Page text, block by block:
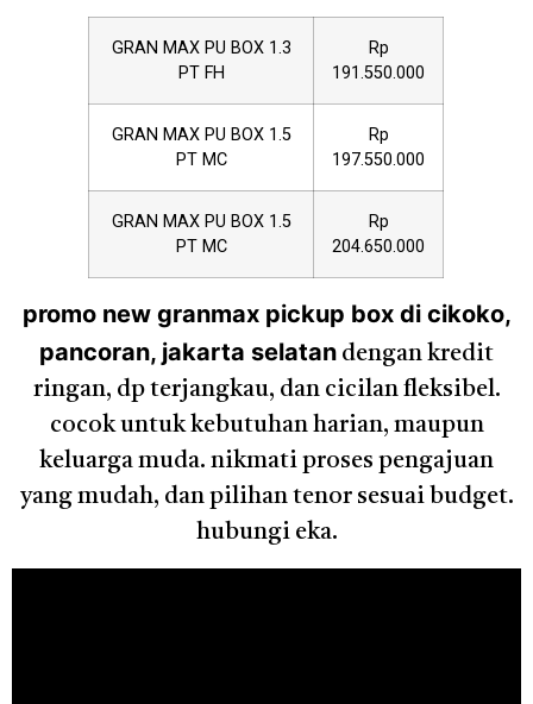
GRAN MAX PU BOX 1.3
PT FH
Rp
191.550.000
GRAN MAX PU BOX 1.5
PT MC
Rp
197.550.000
GRAN MAX PU BOX 1.5
PT MC
Rp
204.650.000
promo new granmax pickup box di cikoko,
pancoran, jakarta selatan dengan kredit
ringan, dp terjangkau, dan cicilan fleksibel.
cocok untuk kebutuhan harian, maupun
keluarga muda. nikmati proses pengajuan
yang mudah, dan pilihan tenor sesuai budget.
hubungi eka.